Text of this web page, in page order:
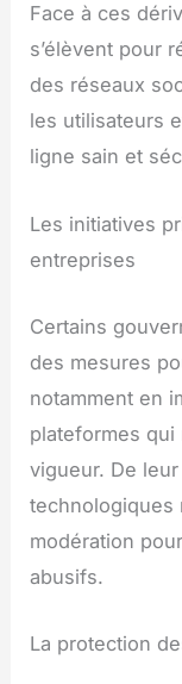
Face à ces
s’élèvent pour
des réseaux
les utilisateurs
ligne sain et
Les initiatives
entreprises
Certains
des mesures
notamment en
plateformes
vigueur. De
technologiques
modération
abusifs.
La protection